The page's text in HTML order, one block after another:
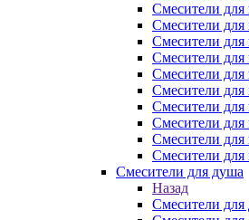
Смесители
Смесители
Смесители
Смесители
Смесители для
Смесители для
Смесители для
Смесители
Смесители
Смесители для
Смесители для душа
Назад
Смесители для